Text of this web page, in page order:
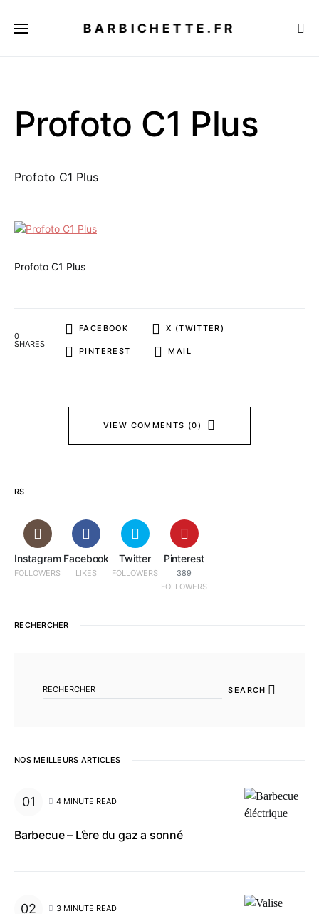
BARBICHETTE.FR
Profoto C1 Plus
Profoto C1 Plus
Profoto C1 Plus
0
SHARES
FACEBOOK X (TWITTER)
PINTEREST MAIL
VIEW COMMENTS (0)
RS
Instagram
FOLLOWERS
Facebook
LIKES
Twitter
FOLLOWERS
Pinterest
389
FOLLOWERS
RECHERCHER
SEARCH
NOS MEILLEURS ARTICLES
4 MINUTE READ
Barbecue – L’ère du gaz a sonné
3 MINUTE READ